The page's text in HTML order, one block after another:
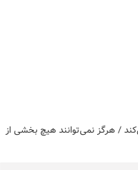
/ هرگز نمی‌توانند هیچ بخشی از